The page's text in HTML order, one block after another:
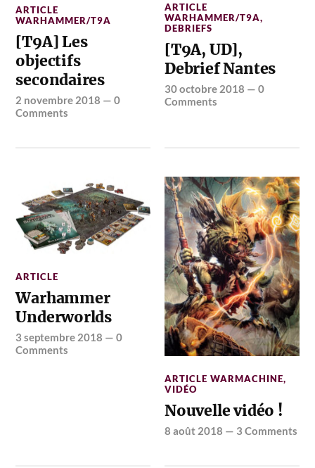
ARTICLE
WARHAMMER/T9A
[T9A] Les
objectifs
secondaires
2 novembre 2018 —0
Comments
ARTICLE
WARHAMMER/T9A,
DEBRIEFS
[T9A, UD],
Debrief Nantes
30 octobre 2018 —0
Comments
ARTICLE
Warhammer
Underworlds
3 septembre 2018 —0
Comments
ARTICLE WARMACHINE,
VIDÉO
Nouvelle vidéo !
8 août 2018 — 3 Comments